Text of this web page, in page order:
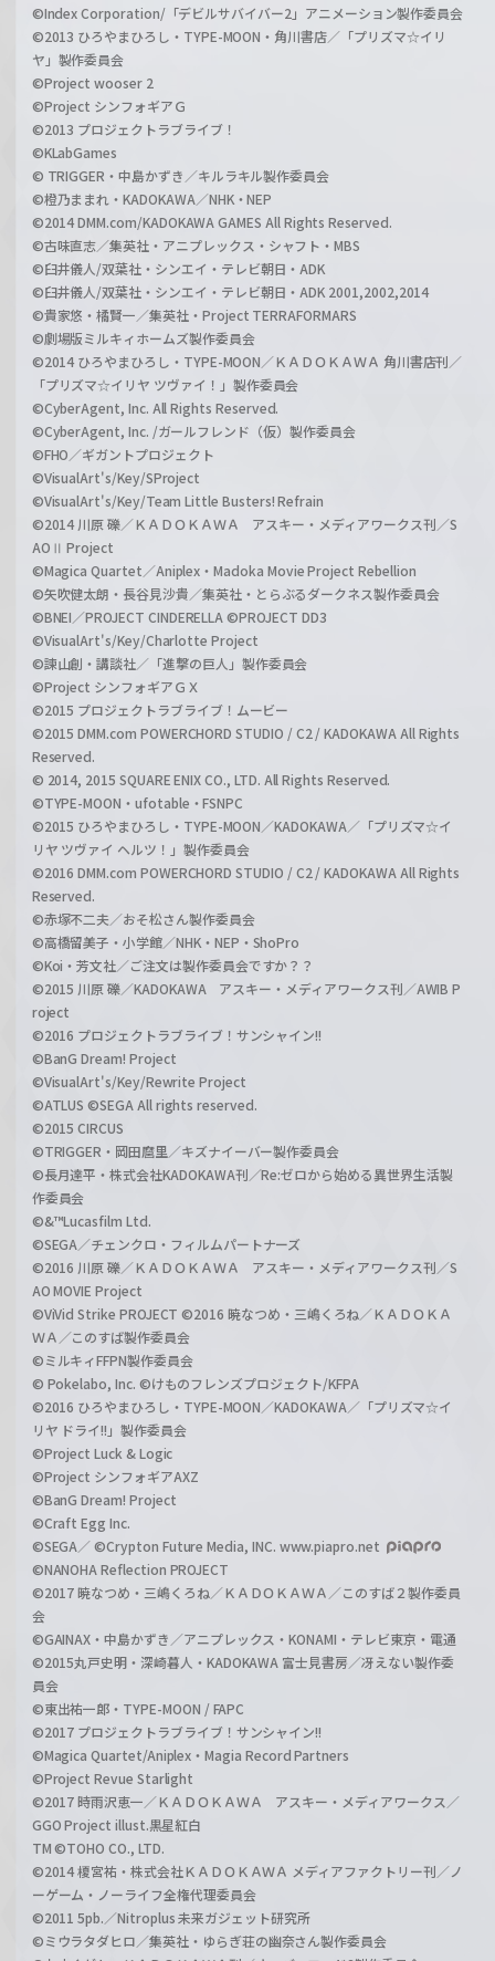
©Index Corporation/「デビルサバイバー2」アニメーション製作委員会
©2013 ひろやまひろし・TYPE-MOON・角川書店／「プリズマ☆イリ
ヤ」製作委員会
©Project wooser 2
©Project シンフォギアＧ
©2013 プロジェクトラブライブ！
©KLabGames
© TRIGGER・中島かずき／キルラキル製作委員会
©橙乃ままれ・KADOKAWA／NHK・NEP
©2014 DMM.com/KADOKAWA GAMES All Rights Reserved.
©古味直志／集英社・アニプレックス・シャフト・MBS
©臼井儀人/双葉社・シンエイ・テレビ朝日・ADK
©臼井儀人/双葉社・シンエイ・テレビ朝日・ADK 2001,2002,2014
©貴家悠・橘賢一／集英社・Project TERRAFORMARS
©劇場版ミルキィホームズ製作委員会
©2014 ひろやまひろし・TYPE-MOON／ＫＡＤＯＫＡＷＡ 角川書店刊／
「プリズマ☆イリヤ ツヴァイ！」製作委員会
©CyberAgent, Inc. All Rights Reserved.
©CyberAgent, Inc. /ガールフレンド（仮）製作委員会
©FHO／ギガントプロジェクト
©VisualArt's/Key/SProject
©VisualArt's/Key/Team Little Busters! Refrain
©2014 川原 礫／ＫＡＤＯＫＡＷＡ アスキー・メディアワークス刊／S
AOⅡ Project
©Magica Quartet／Aniplex・Madoka Movie Project Rebellion
©矢吹健太朗・長谷見沙貴／集英社・とらぶるダークネス製作委員会
©BNEI／PROJECT CINDERELLA ©PROJECT DD3
©VisualArt's/Key/Charlotte Project
©諫山創・講談社／「進撃の巨人」製作委員会
©Project シンフォギアＧＸ
©2015 プロジェクトラブライブ！ムービー
©2015 DMM.com POWERCHORD STUDIO / C2 / KADOKAWA All Rights
Reserved.
© 2014, 2015 SQUARE ENIX CO., LTD. All Rights Reserved.
©TYPE-MOON・ufotable・FSNPC
©2015 ひろやまひろし・TYPE-MOON／KADOKAWA／「プリズマ☆イ
リヤ ツヴァイ ヘルツ！」製作委員会
©2016 DMM.com POWERCHORD STUDIO / C2 / KADOKAWA All Rights
Reserved.
©赤塚不二夫／おそ松さん製作委員会
©高橋留美子・小学館／NHK・NEP・ShoPro
©Koi・芳文社／ご注文は製作委員会ですか？？
©2015 川原 礫／KADOKAWA アスキー・メディアワークス刊／AWIB P
roject
©2016 プロジェクトラブライブ！サンシャイン!!
©BanG Dream! Project
©VisualArt's/Key/Rewrite Project
©ATLUS ©SEGA All rights reserved.
©2015 CIRCUS
©TRIGGER・岡田麿里／キズナイーバー製作委員会
©長月達平・株式会社KADOKAWA刊／Re:ゼロから始める異世界生活製
作委員会
©&™Lucasfilm Ltd.
©SEGA／チェンクロ・フィルムパートナーズ
©2016 川原 礫／ＫＡＤＯＫＡＷＡ アスキー・メディアワークス刊／S
AO MOVIE Project
©ViVid Strike PROJECT ©2016 暁なつめ・三嶋くろね／ＫＡＤＯＫＡ
ＷＡ／このすば製作委員会
©ミルキィFFPN製作委員会
© Pokelabo, Inc. ©けものフレンズプロジェクト/KFPA
©2016 ひろやまひろし・TYPE-MOON／KADOKAWA／「プリズマ☆イ
リヤ ドライ!!」製作委員会
©Project Luck & Logic
©Project シンフォギアAXZ
©BanG Dream! Project
©Craft Egg Inc.
©SEGA／ ©Crypton Future Media, INC. www.piapro.net
©NANOHA Reflection PROJECT
©2017 暁なつめ・三嶋くろね／ＫＡＤＯＫＡＷＡ／このすば２製作委員
会
©GAINAX・中島かずき／アニプレックス・KONAMI・テレビ東京・電通
©2015丸戸史明・深崎暮人・KADOKAWA 富士見書房／冴えない製作委
員会
©東出祐一郎・TYPE-MOON / FAPC
©2017 プロジェクトラブライブ！サンシャイン!!
©Magica Quartet/Aniplex・Magia Record Partners
©Project Revue Starlight
©2017 時雨沢恵一／ＫＡＤＯＫＡＷＡ アスキー・メディアワークス／
GGO Project illust.黒星紅白
TM ©TOHO CO., LTD.
©2014 榎宮祐・株式会社ＫＡＤＯＫＡＷＡ メディアファクトリー刊／ノ
ーゲーム・ノーライフ全権代理委員会
©2011 5pb.／Nitroplus 未来ガジェット研究所
©ミウラタダヒロ／集英社・ゆらぎ荘の幽奈さん製作委員会